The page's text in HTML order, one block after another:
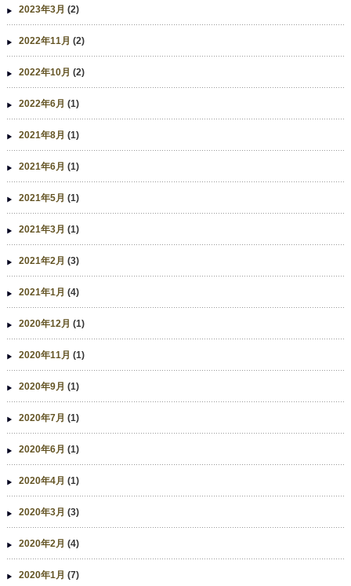
2023年3月 (2)
2022年11月 (2)
2022年10月 (2)
2022年6月 (1)
2021年8月 (1)
2021年6月 (1)
2021年5月 (1)
2021年3月 (1)
2021年2月 (3)
2021年1月 (4)
2020年12月 (1)
2020年11月 (1)
2020年9月 (1)
2020年7月 (1)
2020年6月 (1)
2020年4月 (1)
2020年3月 (3)
2020年2月 (4)
2020年1月 (7)